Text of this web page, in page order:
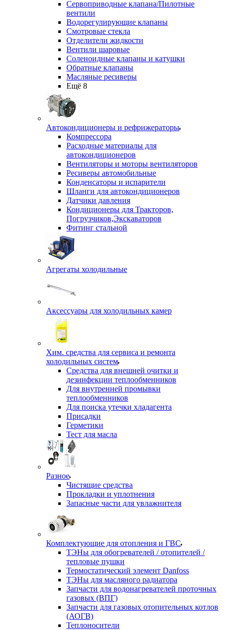
Сервоприводные клапана/Пилотные
вентили
Водорегулирующие клапаны
Смотровые стекла
Отделители жидкости
Вентили шаровые
Соленоидные клапаны и катушки
Обратные клапаны
Масляные ресиверы
Ещё 8
Автокондиционеры и рефрижераторы
Компрессора
Расходные материалы для
автокондиционеров
Вентиляторы и моторы вентиляторов
Ресиверы автомобильные
Конденсаторы и испарители
Шланги для автокондиционеров
Датчики давления
Кондиционеры для Тракторов,
Погрузчиков,Экскаваторов
Фитинг стальной
Агрегаты холодильные
Аксессуары для холодильных камер
Хим. средства для сервиса и ремонта
холодильных систем
Средства для внешней очитки и
дезинфекции теплообменников
Для внутренней промывки
теплообменников
Для поиска утечки хладагента
Присадки
Герметики
Тест для масла
Разное
Чистящие средства
Прокладки и уплотнения
Запасные части для увлажнителя
Комплектующие для отопления и ГВС
ТЭНы для обогревателей / отопителей /
тепловые пушки
Термостатический элемент Danfoss
ТЭНы для масляного радиатора
Запчасти для водонагревателей проточных
газовых (ВПГ)
Запчасти для газовых отопительных котлов
(АОГВ)
Теплоносители